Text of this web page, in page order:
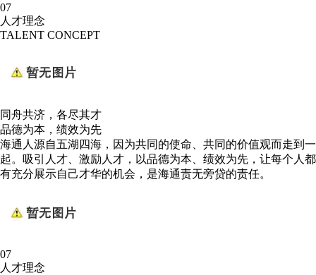
07
人才理念
TALENT CONCEPT
同舟共济，各尽其才
品德为本，绩效为先
海通人源自五湖四海，因为共同的使命、共同的价值观而走到一
起。吸引人才、激励人才，以品德为本、绩效为先，让每个人都
有充分展示自己才华的机会，是海通责无旁贷的责任。
07
人才理念